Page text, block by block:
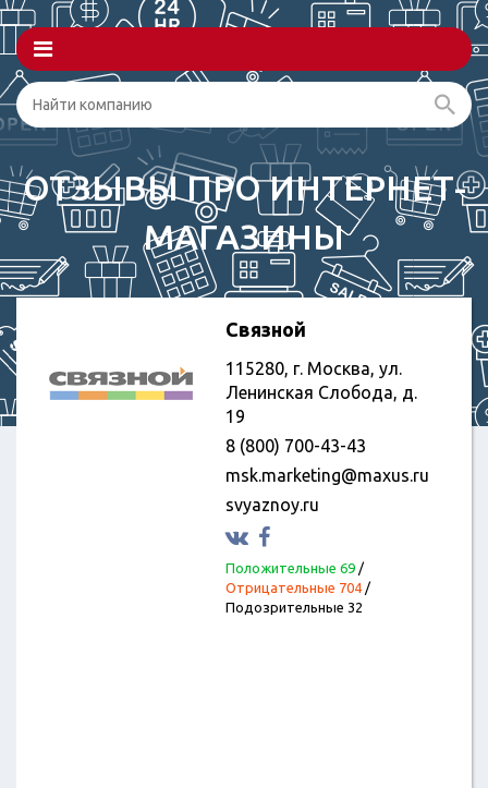
ОТЗЫВЫ ПРО ИНТЕРНЕТ-
МАГАЗИНЫ
Связной
115280, г. Москва, ул.
Ленинская Слобода, д.
19
8 (800) 700-43-43
msk.marketing@maxus.ru
svyaznoy.ru
Положительные 69/
Отрицательные 704/
Подозрительные 32